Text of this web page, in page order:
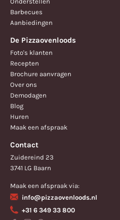
Barbecues
Aanbiedingen
De Pizzaovenloods
Foto's klanten
Recepten
Brochure aanvragen
Over ons
Demodagen
Blog
Huren
Maak een afspraak
Contact
Zuidereind 23
3741 LG Baarn
Maak een afspraak via:
info@pizzaovenloods.nl
+31 6 349 33 800